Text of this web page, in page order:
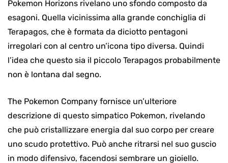
Pokemon Horizons rivelano uno sfondo composto da
esagoni. Quella vicinissima alla grande conchiglia di
Terapagos, che è formata da diciotto pentagoni
irregolari con al centro un’icona tipo diversa. Quindi
l’idea che questo sia il piccolo Terapagos probabilmente
non è lontana dal segno.
The Pokemon Company fornisce un’ulteriore
descrizione di questo simpatico Pokemon, rivelando
che può cristallizzare energia dal suo corpo per creare
uno scudo protettivo. Può anche ritrarsi nel suo guscio
in modo difensivo, facendosi sembrare un gioiello.